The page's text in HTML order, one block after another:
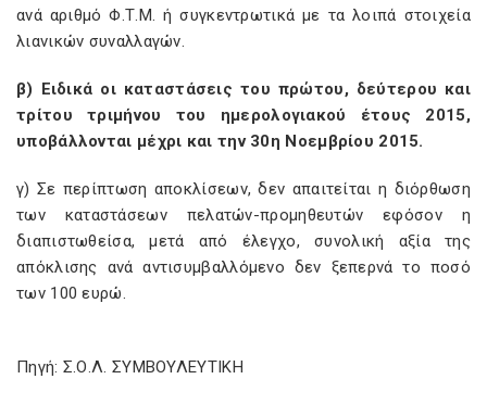
ανά αριθμό Φ.Τ.Μ. ή συγκεντρωτικά με τα λοιπά στοιχεία
λιανικών συναλλαγών.
β) Ειδικά οι καταστάσεις του πρώτου, δεύτερου και
τρίτου τριμήνου του ημερολογιακού έτους 2015,
υποβάλλονται μέχρι και την 30η Νοεμβρίου 2015.
γ) Σε περίπτωση αποκλίσεων, δεν απαιτείται η διόρθωση
των καταστάσεων πελατών-προμηθευτών εφόσον η
διαπιστωθείσα, μετά από έλεγχο, συνολική αξία της
απόκλισης ανά αντισυμβαλλόμενο δεν ξεπερνά το ποσό
των 100 ευρώ.
Πηγή: Σ.Ο.Λ. ΣΥΜΒΟΥΛΕΥΤΙΚΗ